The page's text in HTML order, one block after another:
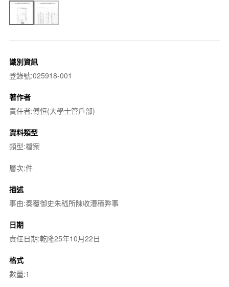
識別資訊
登錄號:025918-001
著作者
責任者:傅恒(大學士管戶部)
資料類型
類型:檔案
層次:件
描述
事由:奏覆御史朱嵇所陳收漕積弊事
日期
責任日期:乾隆25年10月22日
格式
數量:1